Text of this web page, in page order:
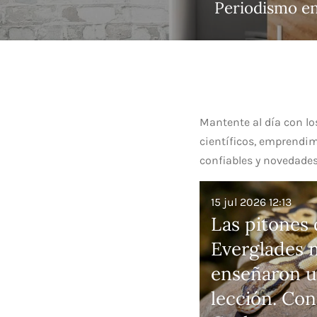
Periodismo
Mantente al día con
científicos,
confiables y
Las pitones
Everglades
enseñaron
lección. Con
15 jul 2026 12:13